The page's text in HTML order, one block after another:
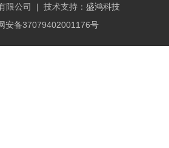
限公司
| 技术支持： 盛鸿科技
安备37079402001176号